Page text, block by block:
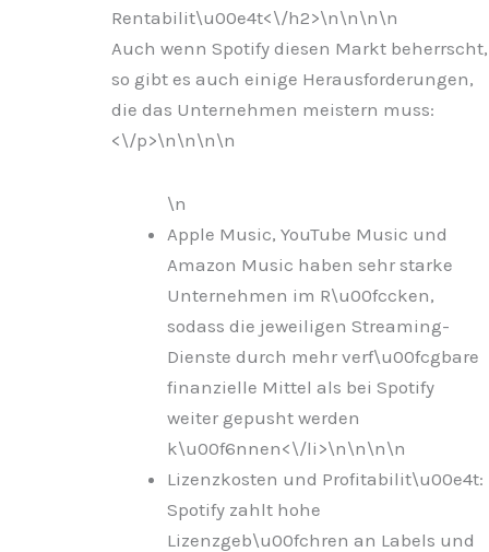
Rentabilit\u00e4t<\/h2>\n\n\n\n
Auch wenn Spotify diesen Markt beherrscht,
so gibt es auch einige Herausforderungen,
die das Unternehmen meistern muss:
<\/p>\n\n\n\n
\n
Apple Music, YouTube Music und
Amazon Music haben sehr starke
Unternehmen im R\u00fccken,
sodass die jeweiligen Streaming-
Dienste durch mehr verf\u00fcgbare
finanzielle Mittel als bei Spotify
weiter gepusht werden
k\u00f6nnen<\/li>\n\n\n\n
Lizenzkosten und Profitabilit\u00e4t:
Spotify zahlt hohe
Lizenzgeb\u00fchren an Labels und